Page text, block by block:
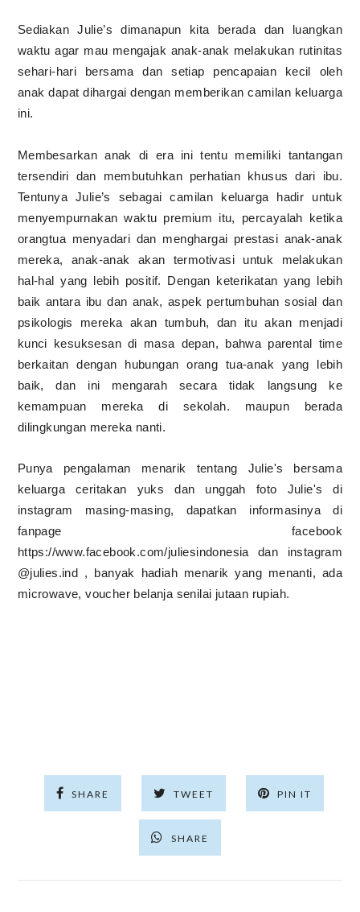
Sediakan Julie’s dimanapun kita berada dan luangkan
waktu agar mau mengajak anak-anak melakukan rutinitas
sehari-hari bersama dan setiap pencapaian kecil oleh
anak dapat dihargai dengan memberikan camilan keluarga
ini.
Membesarkan anak di era ini tentu memiliki tantangan
tersendiri dan membutuhkan perhatian khusus dari ibu.
Tentunya Julie’s sebagai camilan keluarga hadir untuk
menyempurnakan waktu premium itu, percayalah ketika
orangtua menyadari dan menghargai prestasi anak-anak
mereka, anak-anak akan termotivasi untuk melakukan
hal-hal yang lebih positif. Dengan keterikatan yang lebih
baik antara ibu dan anak, aspek pertumbuhan sosial dan
psikologis mereka akan tumbuh, dan itu akan menjadi
kunci kesuksesan di masa depan, bahwa parental time
berkaitan dengan hubungan orang tua-anak yang lebih
baik, dan ini mengarah secara tidak langsung ke
kemampuan mereka di sekolah. maupun berada
dilingkungan mereka nanti.
Punya pengalaman menarik tentang Julie's bersama
keluarga ceritakan yuks dan unggah foto Julie's di
instagram masing-masing, dapatkan informasinya di
fanpage facebook
https://www.facebook.com/juliesindonesia dan instagram
@julies.ind , banyak hadiah menarik yang menanti, ada
microwave, voucher belanja senilai jutaan rupiah.
SHARE TWEET PIN IT
SHARE